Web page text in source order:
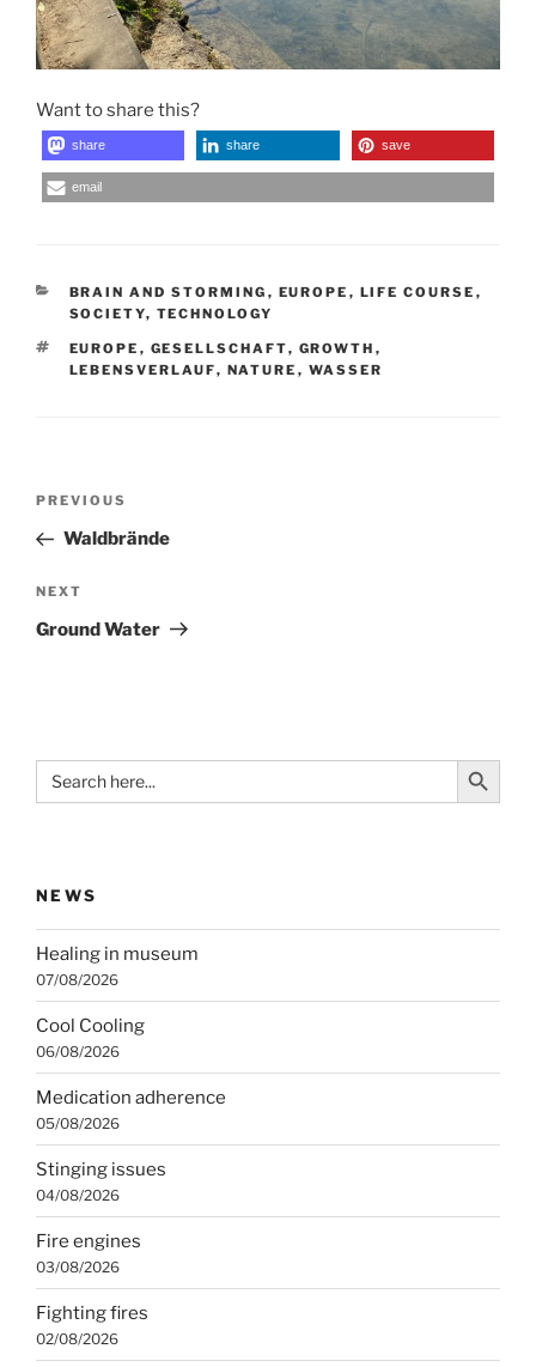
Want to share this?
share share save
email
CATEGORIES
BRAIN AND STORMING , EUROPE , LIFE COURSE ,
SOCIETY, TECHNOLOGY
TAGS
EUROPE , GESELLSCHAFT, GROWTH ,
LEBENSVERLAUF, NATURE , WASSER
Previous
Post
PREVIOUS
Waldbrände
Next
Post
NEXT
Ground Water
Search
for:
Search Button
NEWS
Healing in museum
07/08/2026
Cool Cooling
06/08/2026
Medication adherence
05/08/2026
Stinging issues
04/08/2026
Fire engines
03/08/2026
Fighting fires
02/08/2026